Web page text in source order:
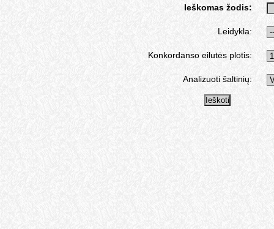
Ieškomas žodis:
Leidykla:
Konkordanso eilutės plotis:
Analizuoti šaltinių: